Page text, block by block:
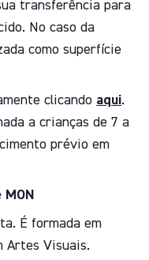
transferência para
No caso da
como superfície
clicando aqui.
a crianças de 7 a
prévio em
É formada em
Artes Visuais.